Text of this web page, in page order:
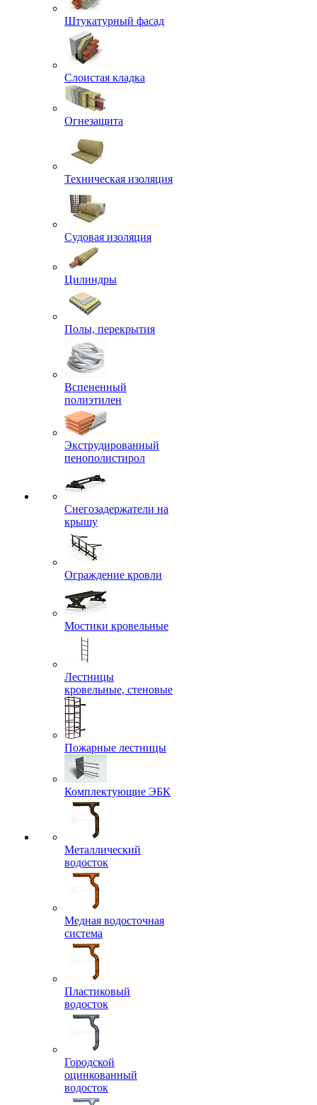
Штукатурный фасад
Слоистая кладка
Огнезащита
Техническая изоляция
Судовая изоляция
Цилиндры
Полы, перекрытия
Вспененный
полиэтилен
Экструдированный
пенополистирол
Снегозадержатели на
крышу
Ограждение кровли
Мостики кровельные
Лестницы
кровельные, стеновые
Пожарные лестницы
Комплектующие ЭБК
Металлический
водосток
Медная водосточная
система
Пластиковый
водосток
Городской
оцинкованный
водосток